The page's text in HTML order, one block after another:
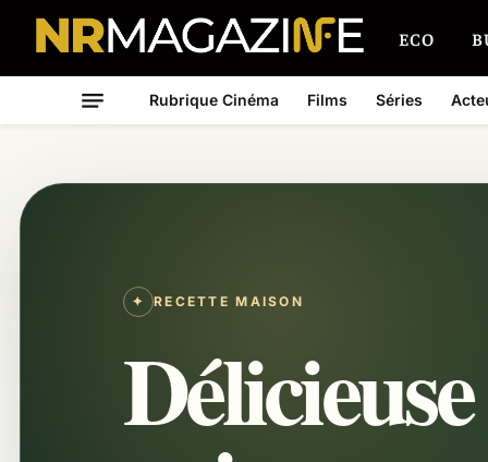
ECO
Rubrique Cinéma Films Séries
✦ RECETTE MAISON